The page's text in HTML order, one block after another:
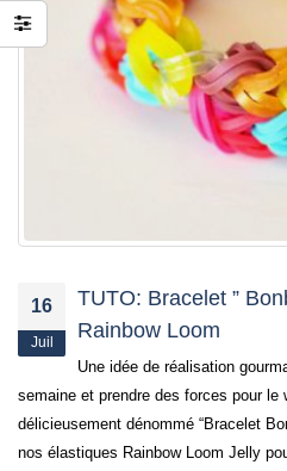
16
Juil
TUTO: Bracelet ”
Rainbow Loom
Une idée de réalisation
semaine et prendre des forces pour le
délicieusement dénommé “Bracelet
nos élastiques Rainbow Loom Jelly
Mères
15 mai 2026